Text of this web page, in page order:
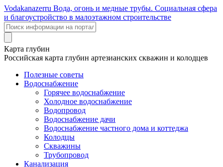
Vodakanazerru Вода, огонь и медные трубы. Социальная сфера
и благоустройство в малоэтажном строительстве
Карта глубин
Российская карта глубин артезианских скважин и колодцев
Полезные советы
Водоснабжение
Горячее водоснабжение
Холодное водоснабжение
Водопровод
Водоснабжение дачи
Водоснабжение частного дома и коттеджа
Колодцы
Скважины
Трубопровод
Канализация